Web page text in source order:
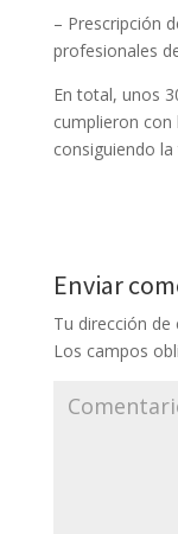
– Prescripción
profesionales
En total, unos
cumplieron con
consiguiendo
Enviar
Tu dirección
Los campos